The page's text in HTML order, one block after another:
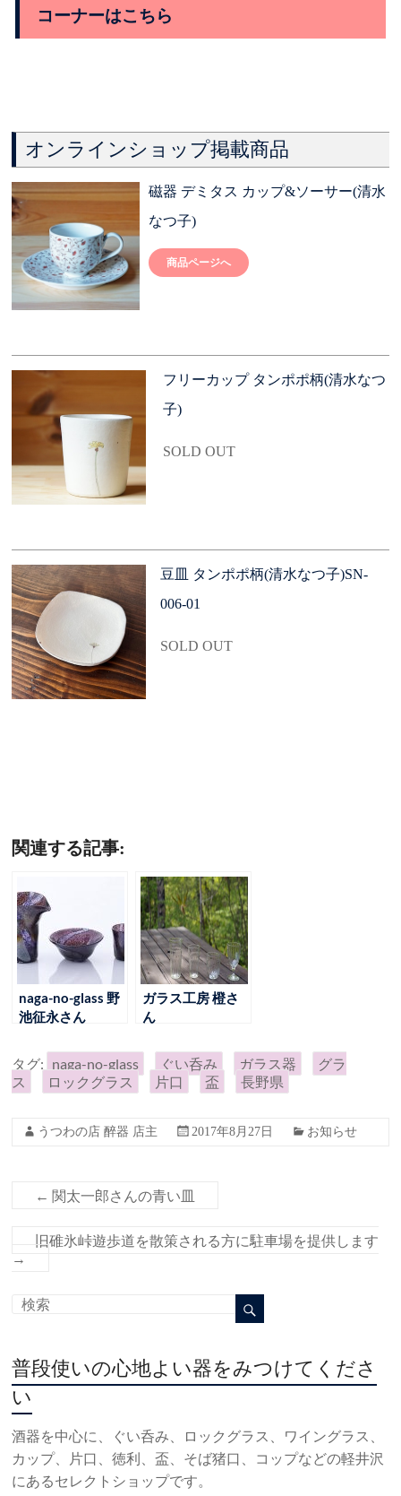
コーナーはこちら
オンラインショップ掲載商品
磁器 デミタス カップ&ソーサー(清水
なつ子)
商品ページへ
フリーカップ タンポポ柄(清水なつ
子)
SOLD OUT
豆皿 タンポポ柄(清水なつ子)SN-
006-01
SOLD OUT
関連する記事:
naga-no-glass 野
池征永さん
ガラス工房 橙さ
ん
タグ: naga-no-glass ぐい呑み ガラス器
グラ
ス
ロックグラス 片口 盃 長野県
うつわの店 醉器 店主 2017年8月27日 お知らせ
← 関太一郎さんの青い皿
旧碓氷峠遊歩道を散策される方に駐車場を提供します
→
普段使いの心地よい器をみつけてくださ
い
酒器を中心に、ぐい呑み、ロックグラス、ワイングラス、
カップ、片口、徳利、盃、そば猪口、コップなどの軽井沢
にあるセレクトショップです。